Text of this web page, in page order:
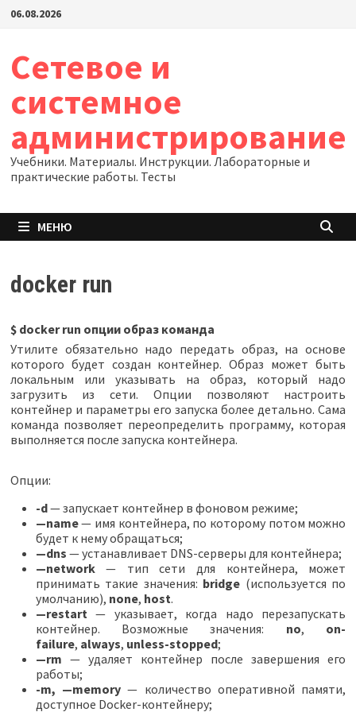
Перейти
06.08.2026
Сетевое и
системное
администрирование
Учебники. Материалы. Инструкции. Лабораторные и
практические работы. Тесты
МЕНЮ
docker run
$ docker run опции образ команда
Утилите обязательно надо передать образ, на основе
которого будет создан контейнер. Образ может быть
локальным или указывать на образ, который надо
загрузить из сети. Опции позволяют настроить
контейнер и параметры его запуска более детально. Сама
команда позволяет переопределить программу, которая
выполняется после запуска контейнера.
Опции:
-d— запускает контейнер в фоновом режиме;
—name— имя контейнера, по которому потом можно
будет к нему обращаться;
—dns — устанавливает DNS-серверы для контейнера;
—network— тип сети для контейнера, может
принимать такие значения: bridge (используется по
умолчанию), none, host.
—restart— указывает, когда надо перезапускать
контейнер. Возможные значения: no, on-
failure, always, unless-stopped;
—rm — удаляет контейнер после завершения его
работы;
-m, —memory — количество оперативной памяти,
доступное Docker-контейнеру;